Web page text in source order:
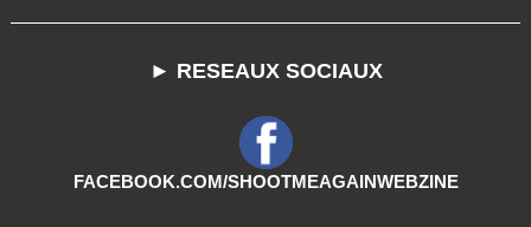
► RESEAUX SOCIAUX
FACEBOOK.COM/SHOOTMEAGAINWEBZINE